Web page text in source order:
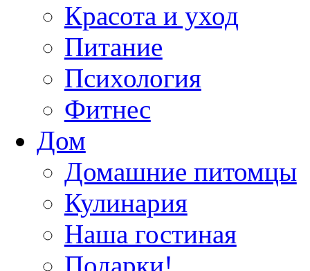
Красота и уход
Питание
Психология
Фитнес
Дом
Домашние питомцы
Кулинария
Наша гостиная